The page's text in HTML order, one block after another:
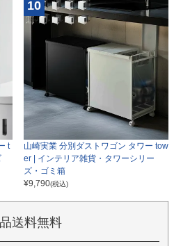
t
10
山崎実業 分別ダストワゴン タワー tow
er | インテリア雑貨・タワーシリー
ズ・ゴミ箱
¥9,790(税込)
送料無料